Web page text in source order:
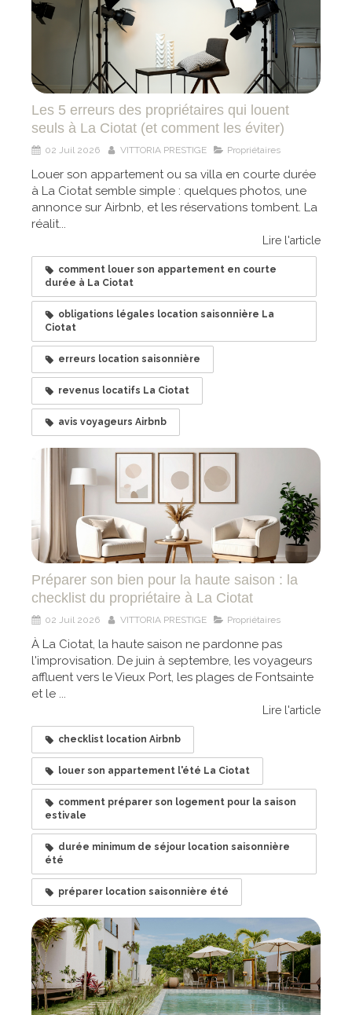
Les 5 erreurs des propriétaires qui louent
seuls à La Ciotat (et comment les éviter)
02 Juil 2026 VITTORIA PRESTIGE Propriétaires
Louer son appartement ou sa villa en courte durée
à La Ciotat semble simple : quelques photos, une
annonce sur Airbnb, et les réservations tombent. La
réalit...
Lire l'article
comment louer son appartement en courte
durée à La Ciotat
obligations légales location saisonnière La
Ciotat
erreurs location saisonnière
revenus locatifs La Ciotat
avis voyageurs Airbnb
Préparer son bien pour la haute saison : la
checklist du propriétaire à La Ciotat
02 Juil 2026 VITTORIA PRESTIGE Propriétaires
À La Ciotat, la haute saison ne pardonne pas
l'improvisation. De juin à septembre, les voyageurs
affluent vers le Vieux Port, les plages de Fontsainte
et le ...
Lire l'article
checklist location Airbnb
louer son appartement l'été La Ciotat
comment préparer son logement pour la saison
estivale
durée minimum de séjour location saisonnière
été
préparer location saisonnière été